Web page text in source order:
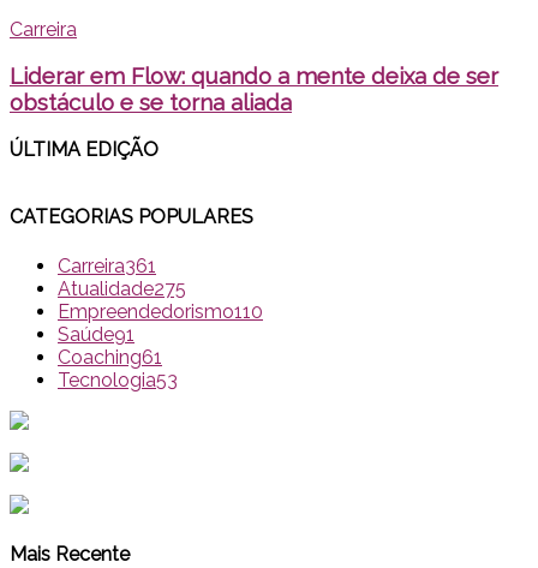
Carreira
Liderar em Flow: quando a mente deixa de ser
obstáculo e se torna aliada
ÚLTIMA EDIÇÃO
CATEGORIAS POPULARES
Carreira361
Atualidade275
Empreendedorismo110
Saúde91
Coaching61
Tecnologia53
Mais Recente